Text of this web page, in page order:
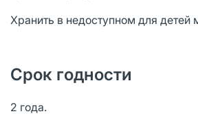
Хранить в недоступном для детей
Срок годности
2 года.